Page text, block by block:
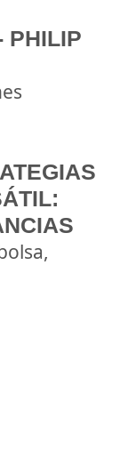
PHILIP